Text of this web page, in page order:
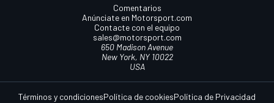
Comentarios
Anúnciate en Motorsport.com
Contacte con el equipo
sales@motorsport.com
650 Madison Avenue
New York, NY 10022
USA
Términos y condicionesPolítica de cookiesPolítica de Privacidad